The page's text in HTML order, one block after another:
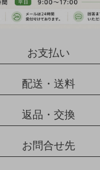
お支払い
配送・送料
返品・交換
お問合せ先